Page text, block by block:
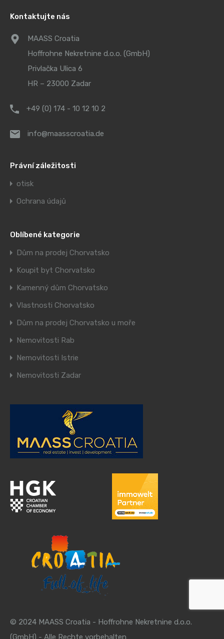
Kontaktujte nás
MAASS Croatia
Hoffrohne Nekretnine d.o.o. (GmbH)
Privlačka Ulica 6
HR – 23000 Zadar
+49 (0) 174 - 10 12 10 2
info@maasscroatia.de
Právní záležitosti
otisk
Ochrana údajů
Oblíbené kategorie
Dům na prodej Chorvatsko
Koupit byt Chorvatsko
Kamenný dům Chorvatsko
Vlastnosti Chorvatsko
Dům na prodej Chorvatsko u moře
Nemovitosti Rab
Nemovitosti Istrie
Nemovitosti Zadar
© 2024 MAASS Croatia - Hoffrohne Nekretnine d.o.o.
(GmbH) - Alle Rechte vorbehalten